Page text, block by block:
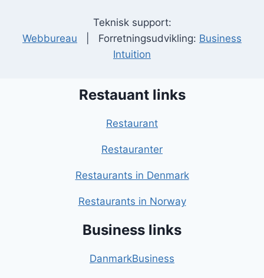
Teknisk support:
Webbureau | Forretningsudvikling: Business
Intuition
Restauant links
Restaurant
Restauranter
Restaurants in Denmark
Restaurants in Norway
Business links
DanmarkBusiness